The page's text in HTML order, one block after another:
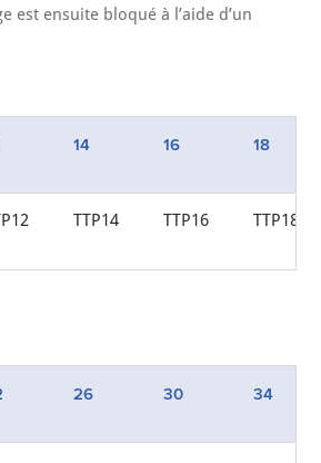
est ensuite bloqué à l’aide d’un
14 16 18
TTP14 TTP16 TTP18
26 30 34